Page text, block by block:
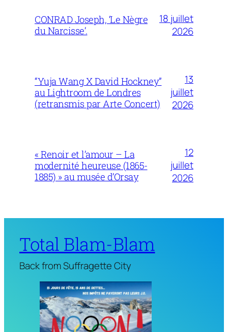
CONRAD Joseph, ‘Le Nègre
du Narcisse’.
18 juillet
2026
“Yuja Wang X David Hockney”
au Lightroom de Londres
(retransmis par Arte Concert)
13
juillet
2026
« Renoir et l’amour – La
modernité heureuse (1865-
1885) » au musée d’Orsay
12
juillet
2026
Total Blam-Blam
Back from Suffragette City